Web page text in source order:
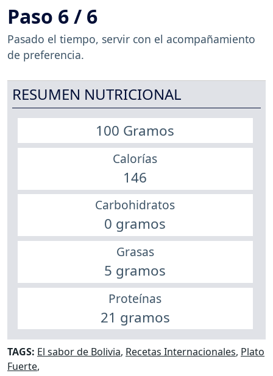
Paso 6 / 6
Pasado el tiempo, servir con el acompañamiento
de preferencia.
RESUMEN NUTRICIONAL
100 Gramos
Calorías
146
Carbohidratos
0 gramos
Grasas
5 gramos
Proteínas
21 gramos
TAGS: El sabor de Bolivia, Recetas Internacionales, Plato
Fuerte,